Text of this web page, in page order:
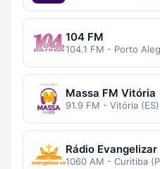
104 FM
104.1 FM - Porto
Massa FM Vitória
91.9 FM - Vitória (ES)
Rádio Evangelizar
1060 AM - Curitiba